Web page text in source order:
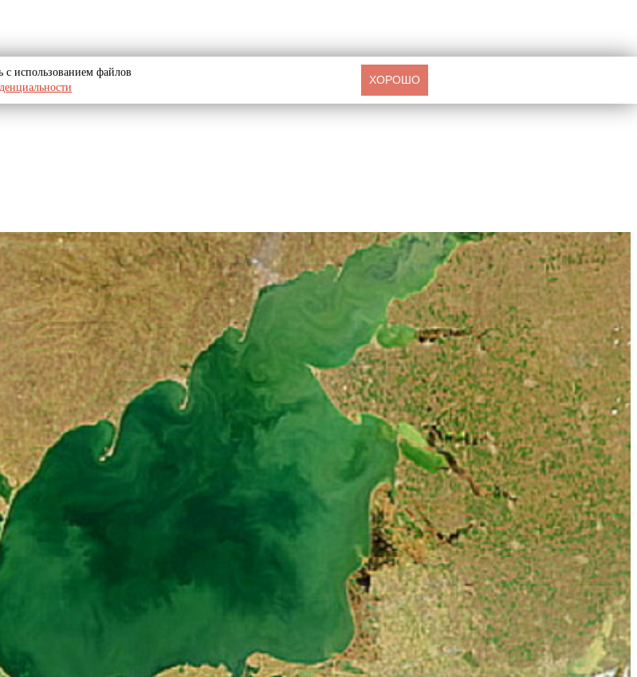
с использованием файлов
ХОРОШО